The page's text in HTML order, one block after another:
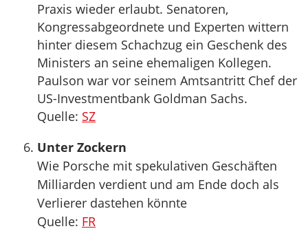
Praxis wieder erlaubt. Senatoren,
Kongressabgeordnete und Experten wittern
hinter diesem Schachzug ein Geschenk des
Ministers an seine ehemaligen Kollegen.
Paulson war vor seinem Amtsantritt Chef der
US-Investmentbank Goldman Sachs.
Quelle: SZ
Unter Zockern
Wie Porsche mit spekulativen Geschäften
Milliarden verdient und am Ende doch als
Verlierer dastehen könnte
Quelle: FR